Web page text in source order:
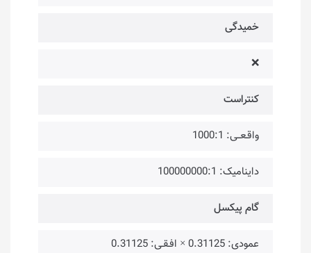
خمیدگی
❌
کنتراست
واقـعــی: 1000:1
داینامیک: 100000000:1
گام پیکسل
عمودی: 0.31125 × افـقـی: 0.31125